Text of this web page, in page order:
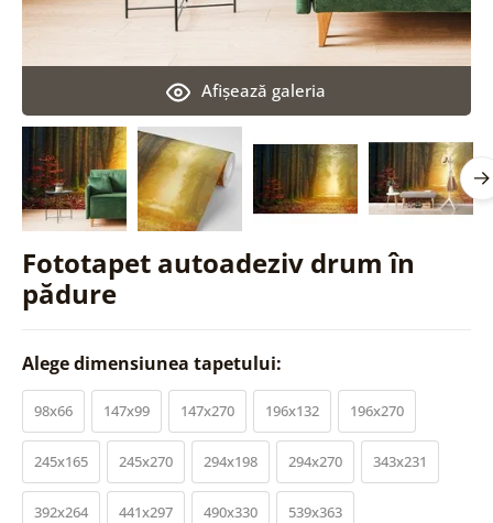
Fototapet autoadeziv drum în
pădure
Afişează galeria
Alege dimensiunea tapetului:
98x66 147x99 147x270 196x132 196x270
245x165 245x270 294x198 294x270 343x231
392x264 441x297 490x330 539x363